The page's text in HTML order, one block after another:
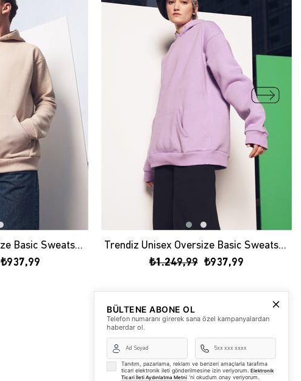
Trendiz Unisex Oversize Basic Sweatshirt Hoodie Taş
₺937,99
Trendiz Unisex Oversize Basic Sweatshirt Hoodie Lila
₺937,99
₺1.249,99
BÜLTENE ABONE OL
Telefon numaranı girerek sana özel kampanyalardan
haberdar ol.
Tanıtım, pazarlama, reklam ve benzeri amaçlarla tarafıma
ticari elektronik ileti gönderilmesine izin veriyorum. Elektronik
Ticari İleti Aydınlatma Metni 'ni okudum onay veriyorum.